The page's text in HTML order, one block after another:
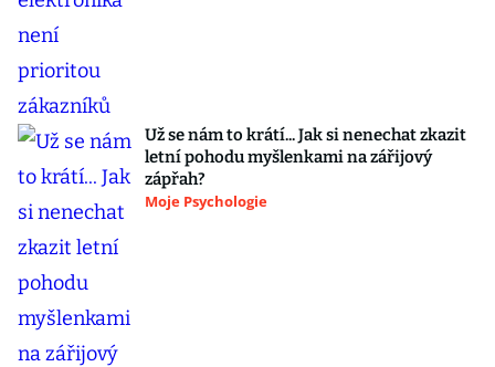
Už se nám to krátí... Jak si nenechat zkazit
letní pohodu myšlenkami na zářijový
zápřah?
Moje Psychologie